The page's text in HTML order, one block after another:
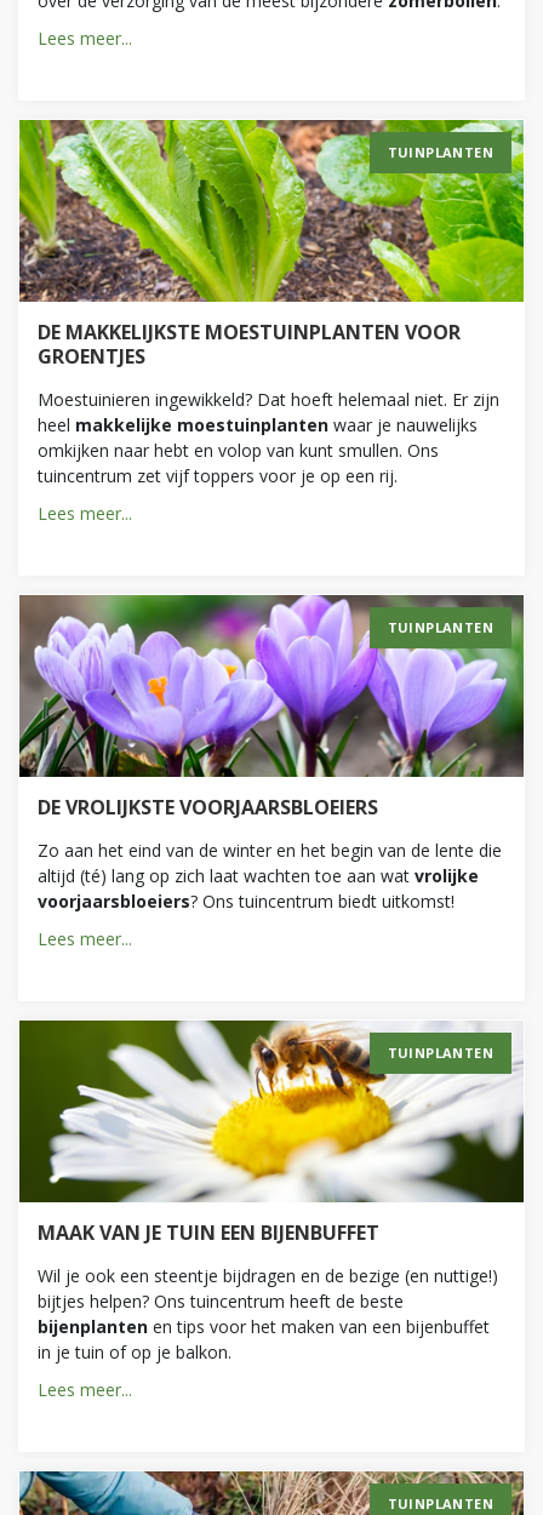
Lees meer...
DE MAKKELIJKSTE MOESTUINPLANTEN VOOR
GROENTJES
Moestuinieren ingewikkeld? Dat hoeft helemaal niet. Er zijn
heel makkelijke moestuinplanten waar je nauwelijks
omkijken naar hebt en volop van kunt smullen. Ons
tuincentrum zet vijf toppers voor je op een rij.
Lees meer...
TUINPLANTEN
DE VROLIJKSTE VOORJAARSBLOEIERS
Zo aan het eind van de winter en het begin van de lente die
altijd (té) lang op zich laat wachten toe aan wat vrolijke
voorjaarsbloeiers? Ons tuincentrum biedt uitkomst!
Lees meer...
TUINPLANTEN
MAAK VAN JE TUIN EEN BIJENBUFFET
Wil je ook een steentje bijdragen en de bezige (en nuttige!)
bijtjes helpen? Ons tuincentrum heeft de beste
bijenplanten en tips voor het maken van een bijenbuffet
in je tuin of op je balkon.
Lees meer...
TUINPLANTEN
TUINPLANTEN